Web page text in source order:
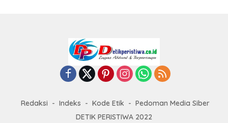
Redaksi Indeks Kode Etik
Pedoman Media Siber
DETIK PERISTIWA 2022